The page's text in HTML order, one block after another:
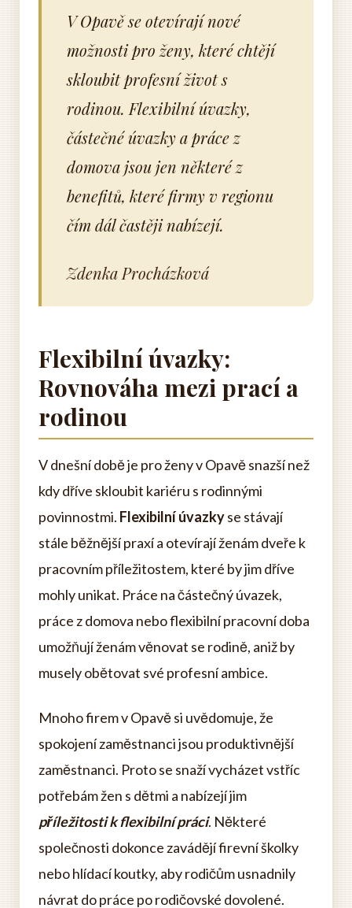
V Opavě se otevírají nové
možnosti pro ženy, které chtějí
skloubit profesní život s
rodinou. Flexibilní úvazky,
částečné úvazky a práce z
domova jsou jen některé z
benefitů, které firmy v regionu
čím dál častěji nabízejí.
Zdenka Procházková
Flexibilní úvazky:
Rovnováha mezi prací a
rodinou
V dnešní době je pro ženy v Opavě snazší než
kdy dříve skloubit kariéru s rodinnými
povinnostmi. Flexibilní úvazkyse stávají
stále běžnější praxí a otevírají ženám dveře k
pracovním příležitostem, které by jim dříve
mohly unikat. Práce na částečný úvazek,
práce z domova nebo flexibilní pracovní doba
umožňují ženám věnovat se rodině, aniž by
musely obětovat své profesní ambice.
Mnoho firem v Opavě si uvědomuje, že
spokojení zaměstnanci jsou produktivnější
zaměstnanci. Proto se snaží vycházet vstříc
potřebám žen s dětmi a nabízejí jim
příležitosti k flexibilní práci. Některé
společnosti dokonce zavádějí firevní školky
nebo hlídací koutky, aby rodičům usnadnily
návrat do práce po rodičovské dovolené.